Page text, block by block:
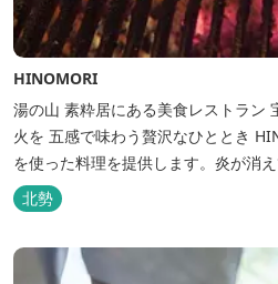
HINOMORI
湯の山 素粋居にある美食レストラン 宝のような食材と赤々と熾る
火を 五感で味わう贅沢なひととき HINOMORIは薪や炭などの直火
を使った料理を提供します。炎が消
りを海産物にまとわせたり、熟成さ
とローストしたり。炎が生み出す味
島竜司。探...
北勢